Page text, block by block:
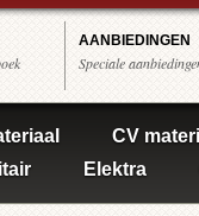
AANBIEDINGEN
Speciale
CV
Elektra